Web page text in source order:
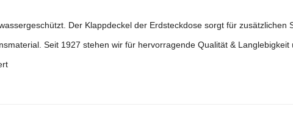
Der Klappdeckel der Erdsteckdose sorgt für zusätzlichen
Seit 1927 stehen wir für hervorragende Qualität & Langlebigkeit